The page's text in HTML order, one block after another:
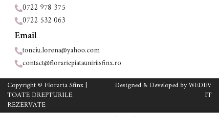
0722 978 375
0722 532 063
Email
tonciu.lorena@yahoo.com
contact@florariepiatauniriisfinx.ro
Copyright © Floraria Sfinx |
TOATE DREPTURILE
REZERVATE
Designed & Developed byWEDEV
IT